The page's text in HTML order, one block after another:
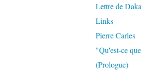
Lettre de
Links
Pierre Carles
"Qu'est-ce
(Prologue)